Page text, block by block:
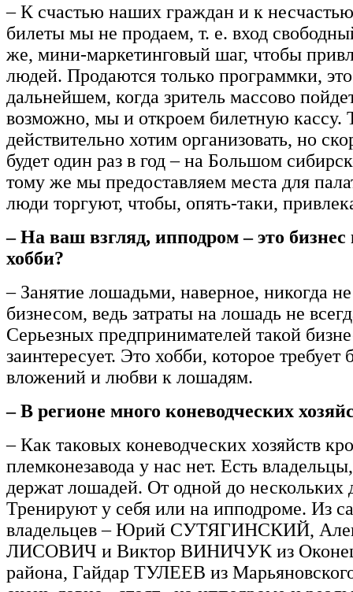
– К счастью наших граждан и к
билеты мы не продаем, т. е. вход
же, мини-маркетинговый шаг, чтобы
людей. Продаются только программки,
дальнейшем, когда зритель массово
возможно, мы и откроем билетную кассу.
действительно хотим организовать, но
будет один раз в год – на Большом
тому же мы предоставляем места для
люди торгуют, чтобы, опять-таки,
– На ваш взгляд, ипподром – это бизнес
хобби?
– Занятие лошадьми, наверное, никогда не
бизнесом, ведь затраты на лошадь не
Серьезных предпринимателей такой
заинтересует. Это хобби, которое требует
вложений и любви к лошадям.
– В регионе много коневодческих
– Как таковых коневодческих хозяйств
племконезавода у нас нет. Есть
держат лошадей. От одной до нескольких
Тренируют у себя или на ипподроме. Из
владельцев – Юрий СУТЯГИНСКИЙ,
ЛИСОВИЧ и Виктор ВИНИЧУК из
района, Гайдар ТУЛЕЕВ из